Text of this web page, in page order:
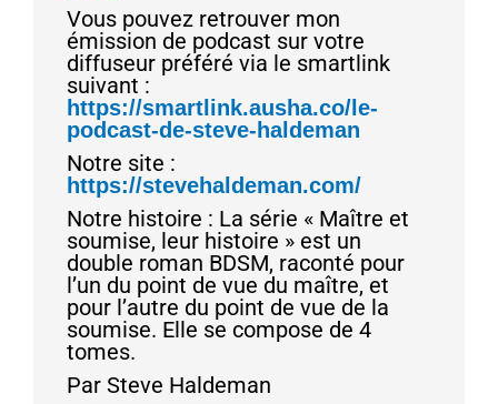
Vous pouvez retrouver mon
émission de podcast sur votre
diffuseur préféré via le smartlink
suivant :
https://smartlink.ausha.co/le-
podcast-de-steve-haldeman
Notre site :
https://stevehaldeman.com/
Notre histoire : La série « Maître et
soumise, leur histoire » est un
double roman BDSM, raconté pour
l’un du point de vue du maître, et
pour l’autre du point de vue de la
soumise. Elle se compose de 4
tomes.
Par Steve Haldeman